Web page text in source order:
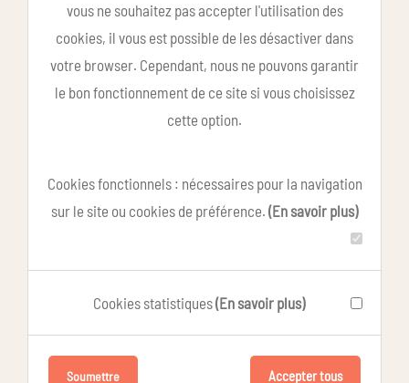
vous ne souhaitez pas accepter l'utilisation des
cookies, il vous est possible de les désactiver dans
votre browser. Cependant, nous ne pouvons garantir
le bon fonctionnement de ce site si vous choisissez
cette option.
Cookies fonctionnels : nécessaires pour la navigation
sur le site ou cookies de préférence. (En savoir plus)
Cookies statistiques(En savoir plus)
Soumettre Accepter tous